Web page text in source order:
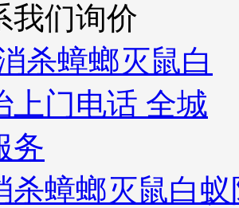
我们询价
杀蟑螂灭鼠白